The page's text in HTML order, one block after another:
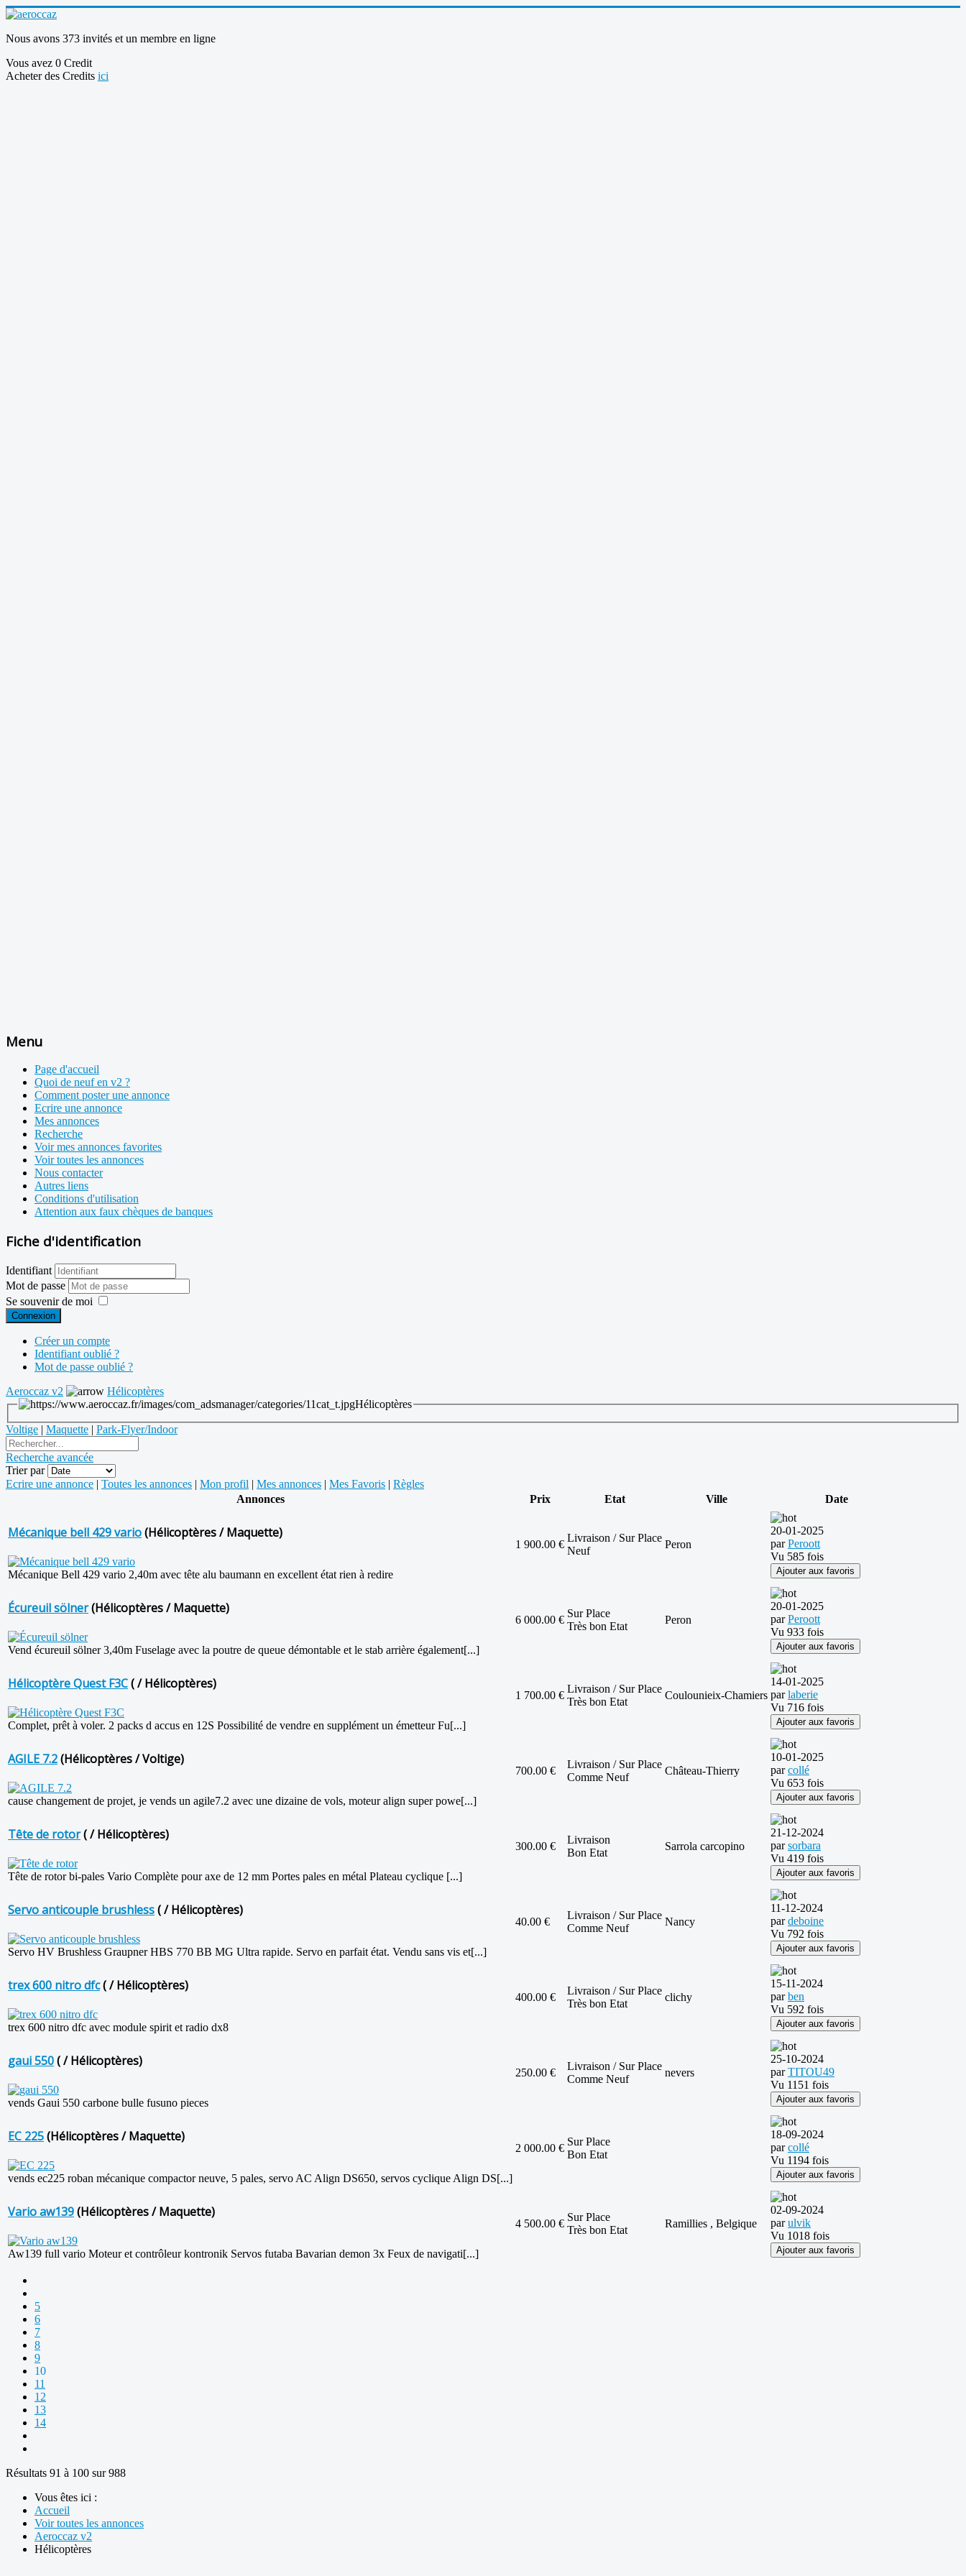
Nous avons 373 invités et un membre en ligne
Vous avez 0 Credit
Acheter des Credits ici
Menu
Page d'accueil
Quoi de neuf en v2 ?
Comment poster une annonce
Ecrire une annonce
Mes annonces
Recherche
Voir mes annonces favorites
Voir toutes les annonces
Nous contacter
Autres liens
Conditions d'utilisation
Attention aux faux chèques de banques
Fiche d'identification
Identifiant
Mot de passe
Se souvenir de moi
Connexion
Créer un compte
Identifiant oublié ?
Mot de passe oublié ?
Aeroccaz v2
Hélicoptères
Hélicoptères
Voltige Maquette Park-Flyer/Indoor
Recherche avancée
Trier par
Ecrire une annonce
Toutes les annonces Mon profil Mes annonces Mes Favoris
Règles
Annonces
Prix Etat Ville Date
Mécanique bell 429 vario(Hélicoptères / Maquette)
Mécanique Bell 429 vario 2,40m avec tête alu baumann en excellent état rien à redire
1 900.00 €
Livraison / Sur Place
Neuf
Peron
20-01-2025
parPeroott
Vu 585 fois
Ajouter aux favoris
Écureuil sölner(Hélicoptères / Maquette)
Vend écureuil sölner 3,40m Fuselage avec la poutre de queue démontable et le stab arrière également[...]
6 000.00 €
Sur Place
Très bon Etat
Peron
20-01-2025
parPeroott
Vu 933 fois
Ajouter aux favoris
Hélicoptère Quest F3C( / Hélicoptères)
Complet, prêt à voler. 2 packs d accus en 12S Possibilité de vendre en supplément un émetteur Fu[...]
1 700.00 €
Livraison / Sur Place
Très bon Etat
Coulounieix-Chamiers
14-01-2025
parlaberie
Vu 716 fois
Ajouter aux favoris
AGILE 7.2(Hélicoptères / Voltige)
cause changement de projet, je vends un agile7.2 avec une dizaine de vols, moteur align super powe[...]
700.00 €
Livraison / Sur Place
Comme Neuf
Château-Thierry
10-01-2025
parcollé
Vu 653 fois
Ajouter aux favoris
Tête de rotor( / Hélicoptères)
Tête de rotor bi-pales Vario Complète pour axe de 12 mm Portes pales en métal Plateau cyclique [...]
300.00 €
Livraison
Bon Etat
Sarrola carcopino
21-12-2024
parsorbara
Vu 419 fois
Ajouter aux favoris
Servo anticouple brushless( / Hélicoptères)
Servo HV Brushless Graupner HBS 770 BB MG Ultra rapide. Servo en parfait état. Vendu sans vis et[...]
40.00 €
Livraison / Sur Place
Comme Neuf
Nancy
11-12-2024
pardeboine
Vu 792 fois
Ajouter aux favoris
trex 600 nitro dfc( / Hélicoptères)
trex 600 nitro dfc avec module spirit et radio dx8
400.00 €
Livraison / Sur Place
Très bon Etat
clichy
15-11-2024
parben
Vu 592 fois
Ajouter aux favoris
gaui 550( / Hélicoptères)
vends Gaui 550 carbone bulle fusuno pieces
250.00 €
Livraison / Sur Place
Comme Neuf
nevers
25-10-2024
parTITOU49
Vu 1151 fois
Ajouter aux favoris
EC 225(Hélicoptères / Maquette)
vends ec225 roban mécanique compactor neuve, 5 pales, servo AC Align DS650, servos cyclique Align DS[...]
2 000.00 €
Sur Place
Bon Etat
18-09-2024
parcollé
Vu 1194 fois
Ajouter aux favoris
Vario aw139(Hélicoptères / Maquette)
Aw139 full vario Moteur et contrôleur kontronik Servos futaba Bavarian demon 3x Feux de navigati[...]
4 500.00 €
Sur Place
Très bon Etat
Ramillies , Belgique
02-09-2024
parulvik
Vu 1018 fois
Ajouter aux favoris
5
6
7
8
9
10
11
12
13
14
Résultats 91 à 100 sur 988
Vous êtes ici :
Accueil
Voir toutes les annonces
Aeroccaz v2
Hélicoptères